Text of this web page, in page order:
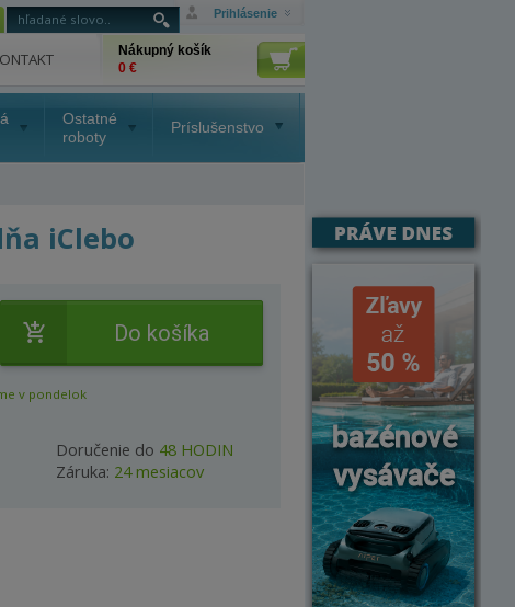
Prihlásenie
Nákupný košík
0 €
Ostatné
roboty
Príslušenstvo
iClebo
Do košíka
v pondelok
Doručenie do 48 HODIN
Záruka: 24 mesiacov